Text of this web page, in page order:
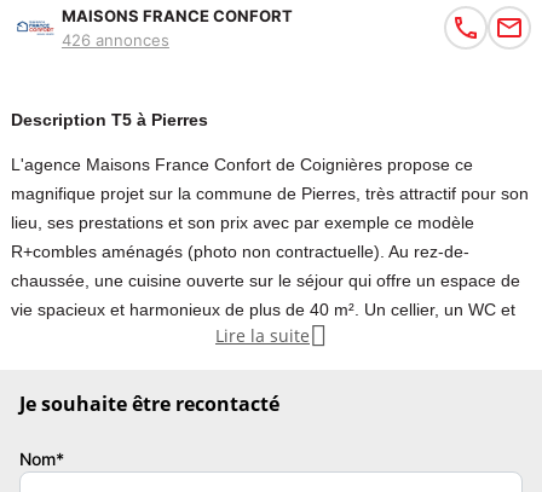
MAISONS FRANCE CONFORT
426 annonces
Description T5 à Pierres
L'agence Maisons France Confort de Coignières propose ce
magnifique projet sur la commune de Pierres, très attractif pour son
lieu, ses prestations et son prix avec par exemple ce modèle
R+combles aménagés (photo non contractuelle). Au rez-de-
chaussée, une cuisine ouverte sur le séjour qui offre un espace de
vie spacieux et harmonieux de plus de 40 m². Un cellier, un WC et
une chambre avec salle d'eau complètent ce rez-de-chaussée. La
chambres, 1 salle de bains et 1 WC indépendant. Norme RE2020,
personnalisable en fonction de votre mode de vie, vos envies et
budget.
Lire la suite
Je souhaite être recontacté
Nom*